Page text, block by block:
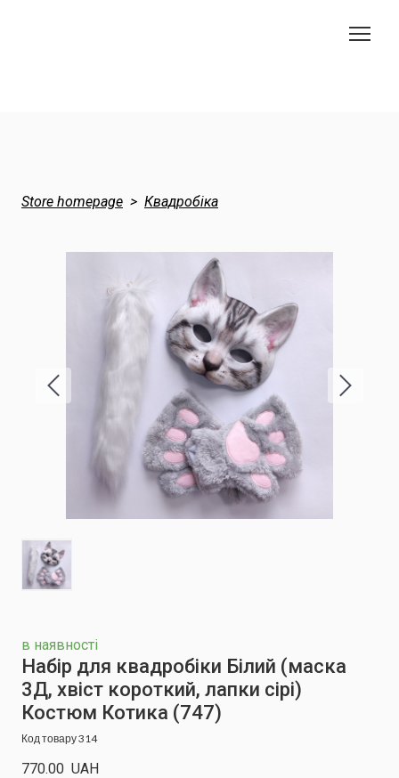
Store homepage Квадробіка
в наявності
Набір для квадробіки Білий (маска
3Д, хвіст короткий, лапки сірі)
Костюм Котика (747)
Код товару 314
770.00  UAH